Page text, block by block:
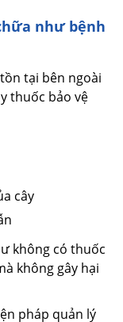
như bệnh
tại bên ngoài
thuốc bảo vệ
cây
không có thuốc
không gây hại
pháp quản lý